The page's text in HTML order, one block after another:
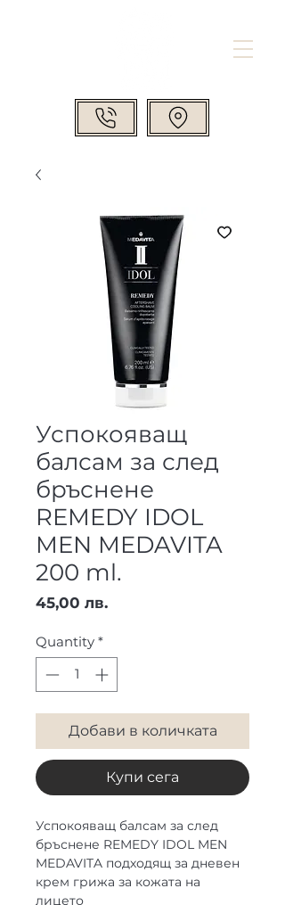
Успокояващ
балсам за след
бръснене
REMEDY IDOL
MEN MEDAVITA
200 ml.
45,00 лв.Price
Quantity *
Добави в количката
Купи сега
Успокояващ балсам за след
бръснене REMEDY IDOL MEN
MEDAVITA подходящ за дневен
крем грижа за кожата на
лицето